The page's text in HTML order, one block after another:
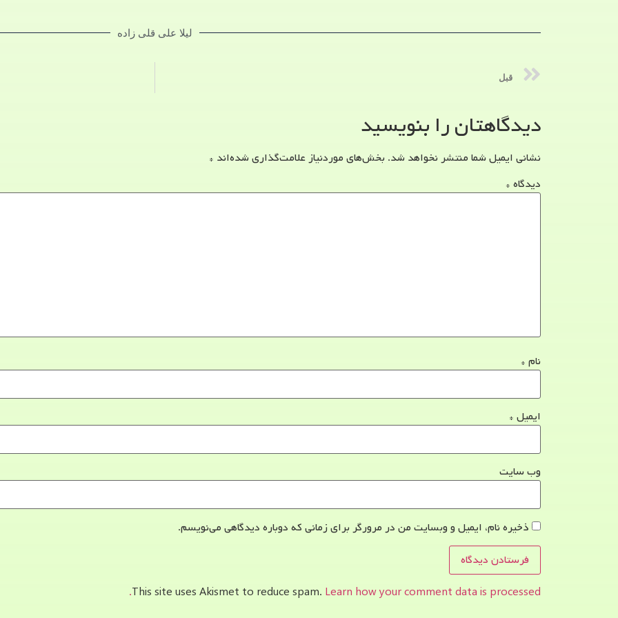
لیلا علی قلی زاده
قبل
دیدگاهتان را بنویسید
نشانی ایمیل شما منتشر نخواهد شد. بخش‌های موردنیاز علامت‌گذاری شده‌اند *
دیدگاه *
نام *
ایمیل *
وب‌ سایت
ذخیره نام، ایمیل و وبسایت من در مرورگر برای زمانی که دوباره دیدگاهی می‌نویسم.
This site uses Akismet to reduce spam. Learn how your comment data is processed.